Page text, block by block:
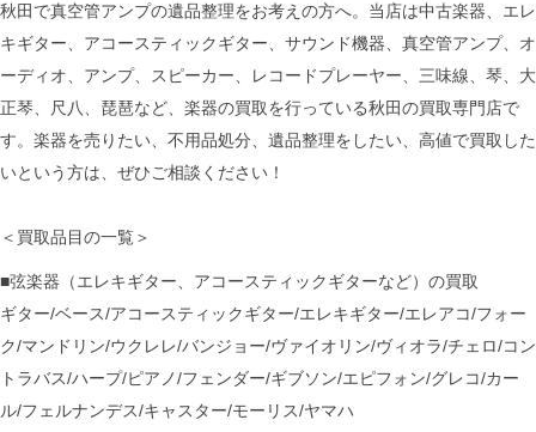
秋田で真空管アンプの遺品整理をお考えの方へ。当店は中古楽器、エレ
キギター、アコースティックギター、サウンド機器、真空管アンプ、オ
ーディオ、アンプ、スピーカー、レコードプレーヤー、三味線、琴、大
正琴、尺八、琵琶など、楽器の買取を行っている秋田の買取専門店で
す。楽器を売りたい、不用品処分、遺品整理をしたい、高値で買取した
いという方は、ぜひご相談ください！
＜買取品目の一覧＞
■弦楽器（エレキギター、アコースティックギターなど）の買取
ギター/ベース/アコースティックギター/エレキギター/エレアコ/フォー
ク/マンドリン/ウクレレ/バンジョー/ヴァイオリン/ヴィオラ/チェロ/コン
トラバス/ハープ/ピアノ/フェンダー/ギブソン/エピフォン/グレコ/カー
ル/フェルナンデス/キャスター/モーリス/ヤマハ